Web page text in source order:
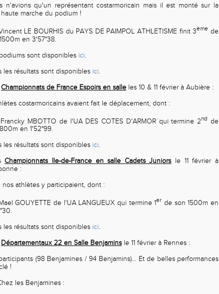
n'avions qu'un représentant costarmoricain mais il est monté sur la
marche du podium !
LE BOURHIS du PAYS DE PAIMPOL ATHLETISME finit 3ème de
en 3'57"38.
sont disponibles ici.
les résultats sont disponibles ici.
Championnats de France Espoirs en salle les 10 & 11 février à Aubière :
costarmoricains avaient fait le déplacement, dont :
MBOTTO de l'UA DES COTES D'ARMOR qui termine 2nd de
en 1'52"99.
les résultats sont disponibles ici.
Championnats Ile-de-France en salle Cadets Juniorsle 11 février à
:
nos athlètes y participaient, dont :
GOUYETTE de l'UA LANGUEUX qui termine 1er de son 1500m en
les résultats sont disponibles ici.
Départementaux 22 en Salle Benjaminsle 11 février à Rennes :
(98 Benjamines / 94 Benjamins)... Et de belles performances
!
les Benjamines :